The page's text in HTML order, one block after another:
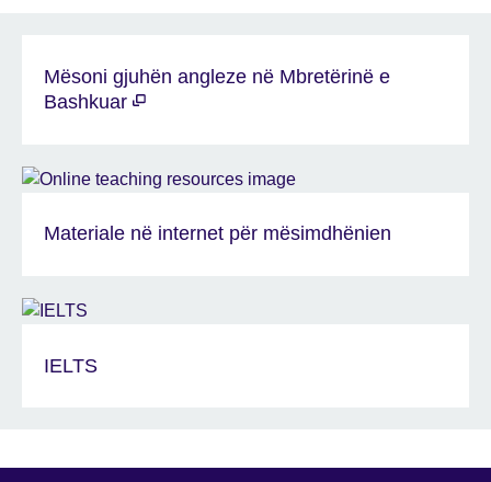
Mësoni gjuhën angleze në Mbretërinë e
Bashkuar
Materiale në internet për mësimdhënien
IELTS